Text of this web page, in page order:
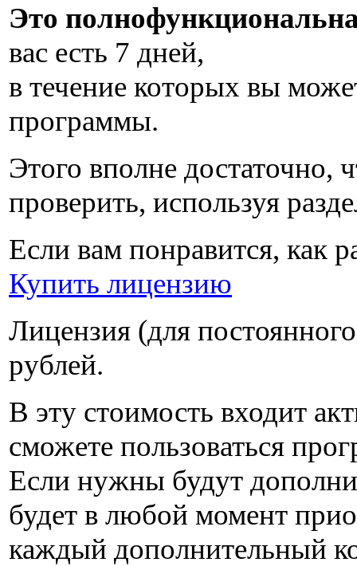
Это
вас есть 7 дней,
в течение которых вы
программы.
Этого вполне достаточно,
проверить, используя
Если вам понравится, как
Купить лицензию
Лицензия (для
рублей.
В эту стоимость входит
сможете пользоваться
Если нужны будут
будет в любой момент
каждый дополнительный